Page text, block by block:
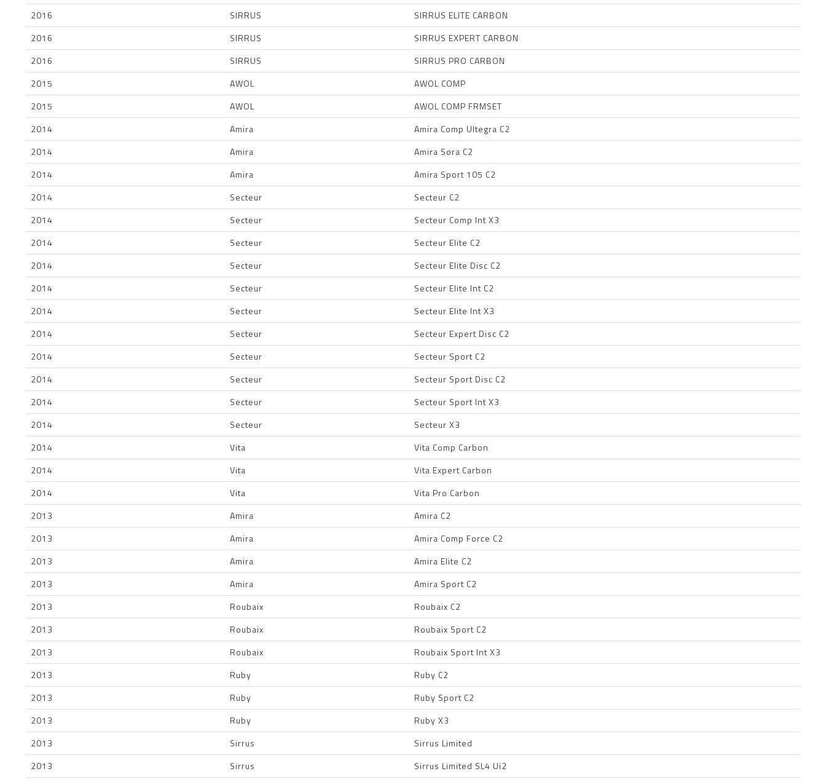
2016
SIRRUS
SIRRUS ELITE CARBON
2016
SIRRUS
SIRRUS EXPERT CARBON
2016
SIRRUS
SIRRUS PRO CARBON
2015
AWOL
AWOL COMP
2015
AWOL
AWOL COMP FRMSET
2014
Amira
Amira Comp Ultegra C2
2014
Amira
Amira Sora C2
2014
Amira
Amira Sport 105 C2
2014
Secteur
Secteur C2
2014
Secteur
Secteur Comp Int X3
2014
Secteur
Secteur Elite C2
2014
Secteur
Secteur Elite Disc C2
2014
Secteur
Secteur Elite Int C2
2014
Secteur
Secteur Elite Int X3
2014
Secteur
Secteur Expert Disc C2
2014
Secteur
Secteur Sport C2
2014
Secteur
Secteur Sport Disc C2
2014
Secteur
Secteur Sport Int X3
2014
Secteur
Secteur X3
2014
Vita
Vita Comp Carbon
2014
Vita
Vita Expert Carbon
2014
Vita
Vita Pro Carbon
2013
Amira
Amira C2
2013
Amira
Amira Comp Force C2
2013
Amira
Amira Elite C2
2013
Amira
Amira Sport C2
2013
Roubaix
Roubaix C2
2013
Roubaix
Roubaix Sport C2
2013
Roubaix
Roubaix Sport Int X3
2013
Ruby
Ruby C2
2013
Ruby
Ruby Sport C2
2013
Ruby
Ruby X3
2013
Sirrus
Sirrus Limited
2013
Sirrus
Sirrus Limited SL4 Ui2